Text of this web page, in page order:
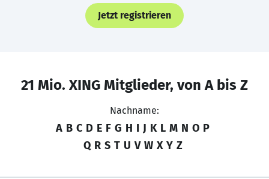
Jetzt registrieren
21 Mio. XING Mitglieder, von A bis Z
Nachname:
A B C D E F G H I J K L M N O P
Q R S T U V W X Y Z